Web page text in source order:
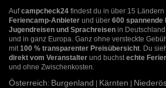
Aufcampcheck24 findest du in über 15
Feriencamp-Anbieter und über 600 spannende
Jugendreisen und Sprachreisen in
und in ganz Europa. Ganz ohne versteckte
mit100 % transparenter Preisübersicht. Du
direkt vom Veranstalter und buchstechte
und ohne Zwischenkosten.
Österreich: Burgenland | Kärnten |